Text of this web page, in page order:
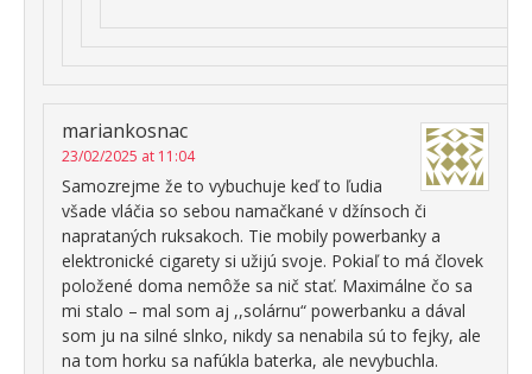
mariankosnac
23/02/2025 at 11:04
Samozrejme že to vybuchuje keď to ľudia
všade vláčia so sebou namačkané v džínsoch či
naprataných ruksakoch. Tie mobily powerbanky a
elektronické cigarety si užijú svoje. Pokiaľ to má človek
položené doma nemôže sa nič stať. Maximálne čo sa
mi stalo – mal som aj ,,solárnu“ powerbanku a dával
som ju na silné slnko, nikdy sa nenabila sú to fejky, ale
na tom horku sa nafúkla baterka, ale nevybuchla.